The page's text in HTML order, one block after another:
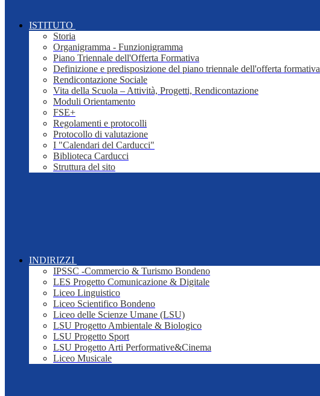
ISTITUTO
Storia
Organigramma - Funzionigramma
Piano Triennale dell'Offerta Formativa
Definizione e predisposizione del piano triennale dell'offerta formativa
Rendicontazione Sociale
Vita della Scuola – Attività, Progetti, Rendicontazione
Moduli Orientamento
FSE+
Regolamenti e protocolli
Protocollo di valutazione
I "Calendari del Carducci"
Biblioteca Carducci
Struttura del sito
INDIRIZZI
IPSSC -Commercio & Turismo Bondeno
LES Progetto Comunicazione & Digitale
Liceo Linguistico
Liceo Scientifico Bondeno
Liceo delle Scienze Umane (LSU)
LSU Progetto Ambientale & Biologico
LSU Progetto Sport
LSU Progetto Arti Performative&Cinema
Liceo Musicale